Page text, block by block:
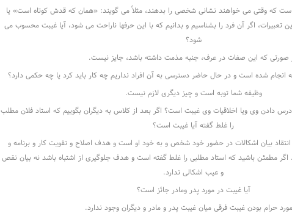
که وقتی می خواهند نشانی شخصی را بدهند، مثلاً می گویند: «همان که قدش کوتاه است» یا
اگر آن فرد را بشناسیم و بدانیم که با این حرفها ناراحت می شود، آیا غیبت محسوب می
شود؟
صورتی که این صفات در عرف، جنبه مذمت داشته باشد، جایز نیست.
انجام شده است و در حال حاضر دسترسی به آن افراد نداریم چه کار باید کرد یا چه حکمی دارد؟
وظیفه شما توبه است و چیز دیگری لازم نیست.
درس دادن وی ویا اخلاقیات وی غیبت است؟ اگر بعد از کلاس به دیگران بگوییم که استاد فلان مطلب
را غلط گفته آیا غیبت است؟
انتقاد بیان اشکالات در حضور خود شخص و به خود او است و هدف اصلاح و تقویت کار و برنامه و
مطمئن باشید که استاد مطلبی را غلط گفته است و هدف جلوگیری از اشتباه باشد نه بیان نقص
و عیب اشکالی ندارد.
آیا غیبت در مورد پدر ومادر جائز است؟
حرام بودن غیبت فرقی میان غیبت پدر و مادر و دیگران وجود ندارد.